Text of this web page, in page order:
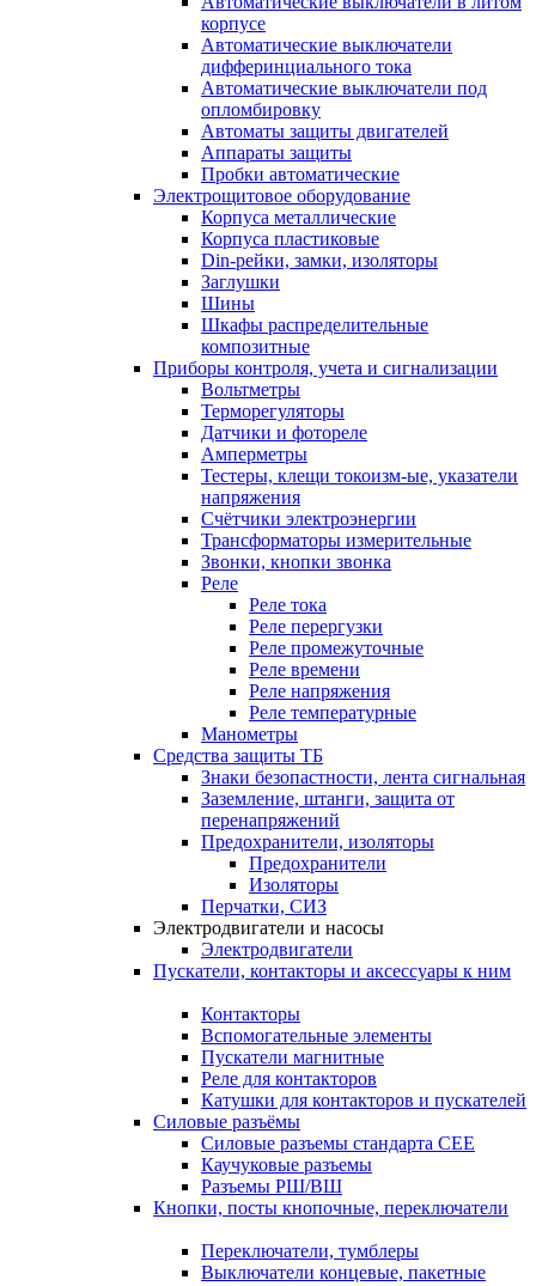
корпусе
Автоматические выключатели
дифферинциального тока
Автоматические выключатели под
опломбировку
Автоматы защиты двигателей
Аппараты защиты
Пробки автоматические
Электрощитовое оборудование
Корпуса металлические
Корпуса пластиковые
Din-рейки, замки, изоляторы
Заглушки
Шины
Шкафы распределительные
композитные
Приборы контроля, учета и сигнализации
Вольтметры
Терморегуляторы
Датчики и фотореле
Амперметры
Тестеры, клещи токоизм-ые, указатели
напряжения
Счётчики электроэнергии
Трансформаторы измерительные
Звонки, кнопки звонка
Реле
Реле тока
Реле перергузки
Реле промежуточные
Реле времени
Реле напряжения
Реле температурные
Манометры
Средства защиты ТБ
Знаки безопастности, лента сигнальная
Заземление, штанги, защита от
перенапряжений
Предохранители, изоляторы
Предохранители
Изоляторы
Перчатки, СИЗ
Электродвигатели и насосы
Электродвигатели
Пускатели, контакторы и аксессуары к ним
Контакторы
Вспомогательные элементы
Пускатели магнитные
Реле для контакторов
Катушки для контакторов и пускателей
Силовые разъёмы
Силовые разъемы стандарта СЕЕ
Каучуковые разъемы
Разъемы РШ/ВШ
Кнопки, посты кнопочные, переключатели
Переключатели, тумблеры
Выключатели концевые, пакетные